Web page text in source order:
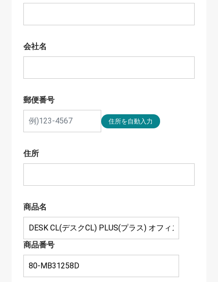
会社名
郵便番号
住所
商品名
商品番号